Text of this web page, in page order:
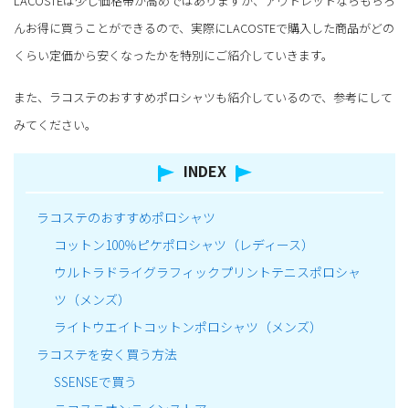
んお得に買うことができるので、実際にLACOSTEで購入した商品がどの
くらい定価から安くなったかを特別にご紹介していきます。
また、ラコステのおすすめポロシャツも紹介しているので、参考にして
みてください。
INDEX
ラコステのおすすめポロシャツ
コットン100％ピケポロシャツ（レディース）
ウルトラドライグラフィックプリントテニスポロシャ
ツ（メンズ）
ライトウエイトコットンポロシャツ（メンズ）
ラコステを安く買う方法
SSENSEで買う